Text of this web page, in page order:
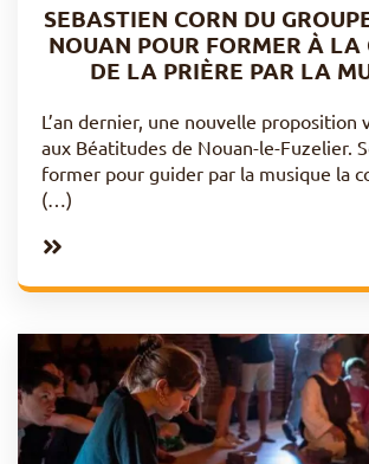
SEBASTIEN CORN DU
NOUAN POUR FORMER À LA
DE LA PRIÈRE PAR LA
L’an dernier, une nouvelle proposition
aux Béatitudes de Nouan-le-Fuzelier.
former pour guider par la musique la
(…)